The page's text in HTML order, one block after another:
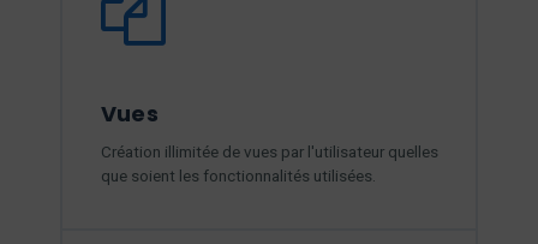
Vues
Création illimitée de vues par l'utilisateur quelles
que soient les fonctionnalités utilisées.